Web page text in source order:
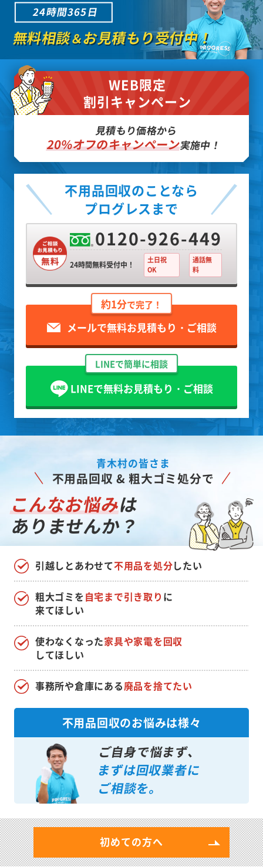
24時間365日
無料相談＆お見積もり受付中！
WEB限定
割引キャンペーン
見積もり価格から
20%オフのキャンペーン実施中！
不用品回収のことなら
プログレスまで
0120-926-449
24時間無料受付中！
土日祝
OK
通話無
料
約1分で完了！
メールで無料お見積もり・ご相談
LINEで簡単に相談
LINEで無料お見積もり・ご相談
青木村の皆さま
不用品回収 & 粗大ゴミ処分で
こんなお悩みは
ありませんか？
引越しとあわせて不用品を処分したい
使わなくなった家具や家電を回収
してほしい
粗大ゴミを自宅まで引き取り に
来てほしい
事務所や倉庫にある廃品を捨てたい
不用品回収のお悩みは様々
ご自身で悩まず、
まずは回収業者に
ご相談を。
初めての方へ